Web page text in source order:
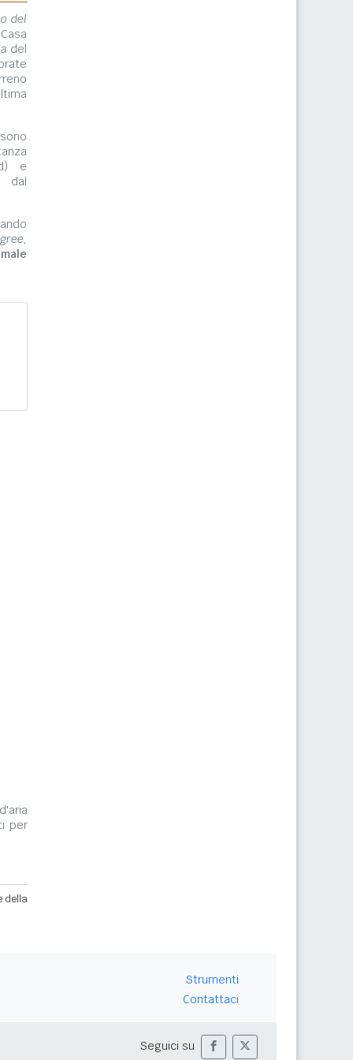
del
del
e
dal
per
della
Strumenti
Contattaci
Seguici su